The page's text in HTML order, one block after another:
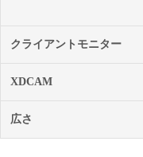
クライアントモニター
XDCAM
広さ